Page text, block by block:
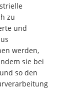
zu
und
werden,
sie bei
so den